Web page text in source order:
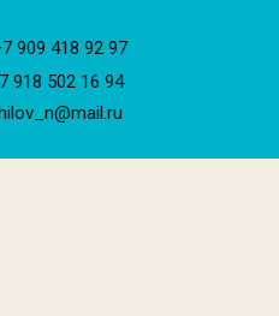
909 418 92 97
918 502 16 94